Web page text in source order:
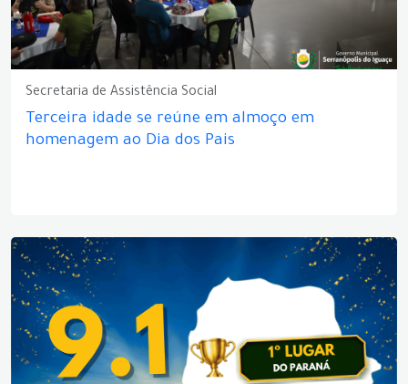
Secretaria de Assistência Social
Terceira idade se reúne em almoço em
homenagem ao Dia dos Pais